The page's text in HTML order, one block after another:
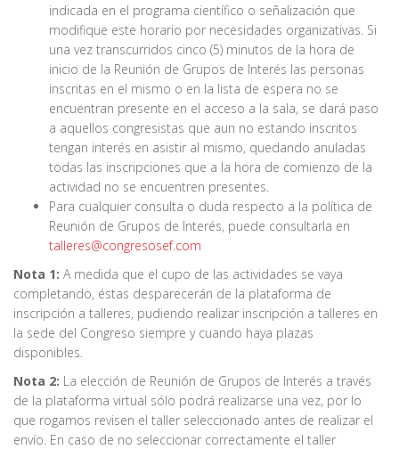
indicada en el programa científico o señalización que
modifique este horario por necesidades organizativas. Si
una vez transcurridos cinco (5) minutos de la hora de
inicio de la Reunión de Grupos de Interés las personas
inscritas en el mismo o en la lista de espera no se
encuentran presente en el acceso a la sala, se dará paso
a aquellos congresistas que aun no estando inscritos
tengan interés en asistir al mismo, quedando anuladas
todas las inscripciones que a la hora de comienzo de la
actividad no se encuentren presentes.
Para cualquier consulta o duda respecto a la política de
Reunión de Grupos de Interés, puede consultarla en
talleres@congresosef.com
Nota 1: A medida que el cupo de las actividades se vaya
completando, éstas desparecerán de la plataforma de
inscripción a talleres, pudiendo realizar inscripción a talleres en
la sede del Congreso siempre y cuando haya plazas
disponibles.
Nota 2: La elección de Reunión de Grupos de Interés a través
de la plataforma virtual sólo podrá realizarse una vez, por lo
que rogamos revisen el taller seleccionado antes de realizar el
envío. En caso de no seleccionar correctamente el taller